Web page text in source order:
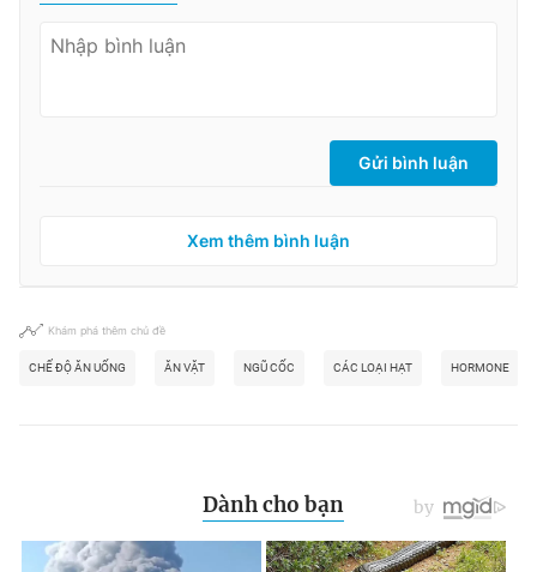
Gửi bình luận
Xem thêm bình luận
Khám phá thêm chủ đề
CHẾ ĐỘ ĂN UỐNG ĂN VẶT NGŨ CỐC CÁC LOẠI HẠT HORMONE